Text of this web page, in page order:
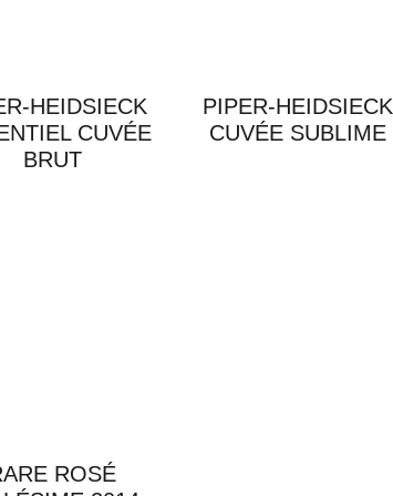
HEIDSIECK
CUVÉE
BRUT
PIPER-HEIDSIECK
CUVÉE SUBLIME
ROSÉ